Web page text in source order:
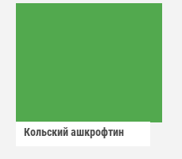
Кольский ашкрофтин